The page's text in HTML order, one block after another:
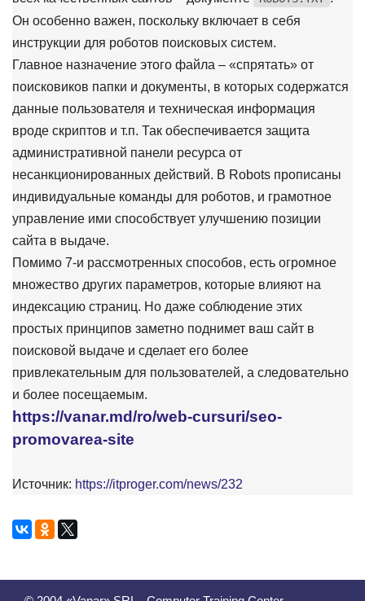
Он особенно важен, поскольку включает в себя
инструкции для роботов поисковых систем.
Главное назначение этого файла – «спрятать» от
поисковиков папки и документы, в которых содержатся
данные пользователя и техническая информация
вроде скриптов и т.п. Так обеспечивается защита
административной панели ресурса от
несанкционированных действий. В Robots прописаны
индивидуальные команды для роботов, и грамотное
управление ими способствует улучшению позиции
сайта в выдаче.
Помимо 7-и рассмотренных способов, есть огромное
множество других параметров, которые влияют на
индексацию страниц. Но даже соблюдение этих
простых принципов заметно поднимет ваш сайт в
поисковой выдаче и сделает его более
привлекательным для пользователей, а следовательно
и более посещаемым.
https://vanar.md/ro/web-cursuri/seo-
promovarea-site
Источник: https://itproger.com/news/232